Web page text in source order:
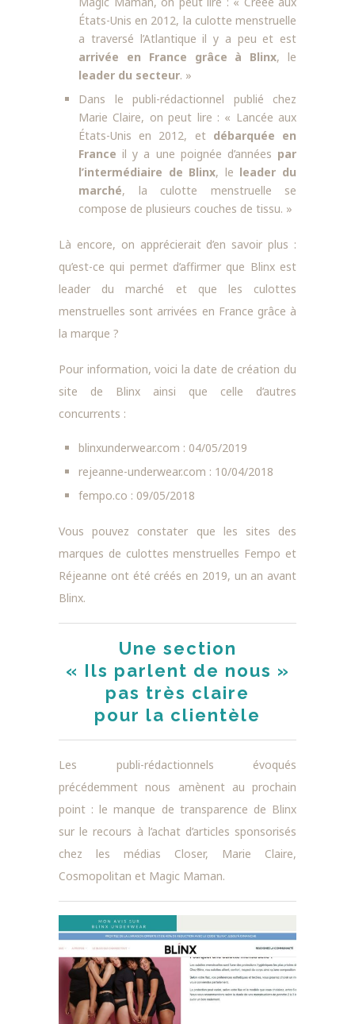
États-Unis en 2012, la culotte menstruelle
a traversé l’Atlantique il y a peu et est
arrivée en France grâce à Blinx, le
leader du secteur. »
Dans le publi-rédactionnel publié chez
Marie Claire, on peut lire : « Lancée aux
États-Unis en 2012, et débarquée en
France il y a une poignée d’années par
l’intermédiaire de Blinx, le leader du
marché, la culotte menstruelle se
compose de plusieurs couches de tissu. »
Là encore, on apprécierait d’en savoir plus :
qu’est-ce qui permet d’affirmer que Blinx est
leader du marché et que les culottes
menstruelles sont arrivées en France grâce à
la marque ?
Pour information, voici la date de création du
site de Blinx ainsi que celle d’autres
concurrents :
blinxunderwear.com : 04/05/2019
rejeanne-underwear.com : 10/04/2018
fempo.co : 09/05/2018
Vous pouvez constater que les sites des
marques de culottes menstruelles Fempo et
Réjeanne ont été créés en 2019, un an avant
Blinx.
Une section
« Ils parlent de nous »
pas très claire
pour la clientèle
Les publi-rédactionnels évoqués
précédemment nous amènent au prochain
point : le manque de transparence de Blinx
sur le recours à l’achat d’articles sponsorisés
chez les médias Closer, Marie Claire,
Cosmopolitan et Magic Maman.